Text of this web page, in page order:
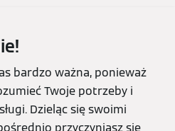
bardzo ważna, ponieważ
Twoje potrzeby i
Dzieląc się swoimi
przyczyniasz się